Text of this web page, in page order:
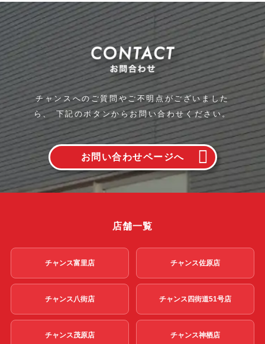
チャンスへのご質問やご不明点がございました
ら、 下記のボタンからお問い合わせください。
お問い合わせページへ
店舗一覧
チャンス富里店
チャンス八街店
チャンス茂原店
チャンス佐原店
チャンス四街道51号店
チャンス神栖店